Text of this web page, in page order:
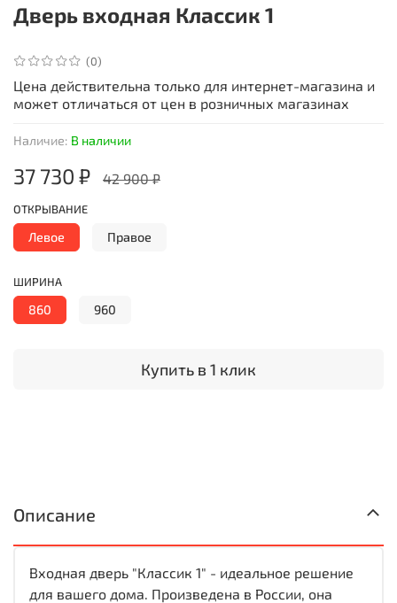
(0)
Наличие: В наличии
Дверь входная Классик 1
37 730 ₽ 42 900 ₽
Купить в 1 клик
ОТКРЫВАНИЕ
Левое Правое
ШИРИНА
860 960
Цена действительна только для интернет-магазина и
может отличаться от цен в розничных магазинах
Описание
Входная дверь "Классик 1" - идеальное решение
для вашего дома. Произведена в России, она